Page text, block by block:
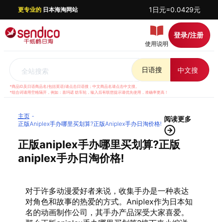
更专业的日本海淘网站 1日元=0.0429元
使用说明
登录/注册
全站搜索 日语搜 中文搜
*商品ID及日语商品名(包括英语)请点击日语搜；中文商品名请点击中文搜。
*组合词请用空格隔开，例如：喜玛诺 纺车轮，输入后有联想提示请优先使用，准确率更高！
主页
正版aniplex手办哪里买划算?正版aniplex手办日淘价格!
阅读更多
正版aniplex手办哪里买划算?正版
aniplex手办日淘价格!
对于许多动漫爱好者来说，收集手办是一种表达
对角色和故事的热爱的方式。Aniplex作为日本知
名的动画制作公司，其手办产品深受大家喜爱。